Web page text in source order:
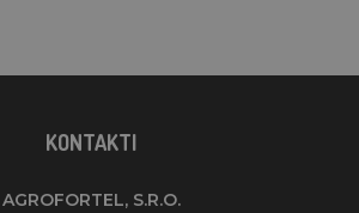
KONTAKTI
AGROFORTEL, S.R.O.